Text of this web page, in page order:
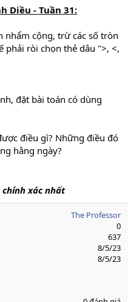
Diều - Tuần 31:
nhẩm cộng, trừ các số tròn
phải ròi chọn thẻ dâu ">, <,
đặt bài toán có dùng
điều gì? Những điều đó
hằng ngày?
chính xác nhất
The Professor
0
637
8/5/23
8/5/23